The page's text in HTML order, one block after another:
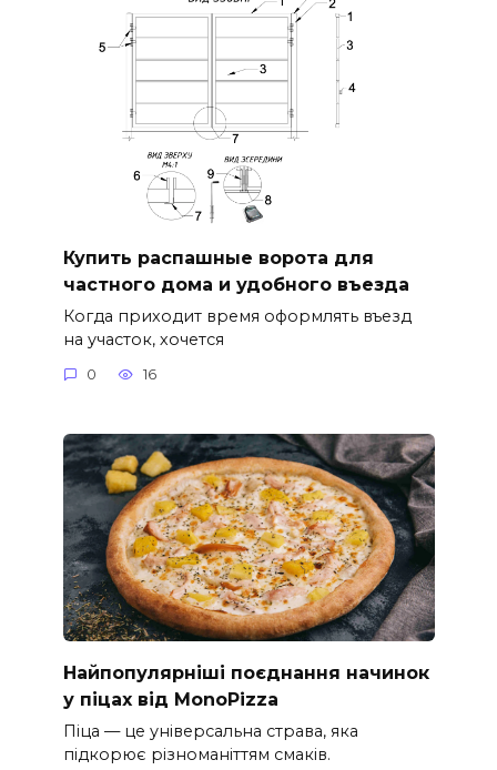
Купить распашные ворота для
частного дома и удобного въезда
Когда приходит время оформлять въезд
на участок, хочется
0 16
Найпопулярніші поєднання начинок
у піцах від MonoPizza
Піца — це універсальна страва, яка
підкорює різноманіттям смаків.